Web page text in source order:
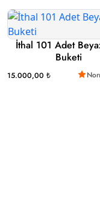
İthal 101 Adet
Buketi
15.000,00 ₺